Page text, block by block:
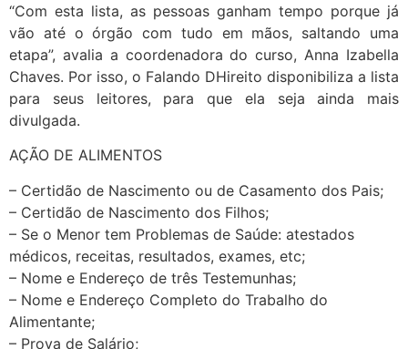
“Com esta lista, as pessoas ganham tempo porque já
vão até o órgão com tudo em mãos, saltando uma
etapa”, avalia a coordenadora do curso, Anna Izabella
Chaves. Por isso, o Falando DHireito disponibiliza a lista
para seus leitores, para que ela seja ainda mais
divulgada.
AÇÃO DE ALIMENTOS
– Certidão de Nascimento ou de Casamento dos Pais;
– Certidão de Nascimento dos Filhos;
– Se o Menor tem Problemas de Saúde: atestados
médicos, receitas, resultados, exames, etc;
– Nome e Endereço de três Testemunhas;
– Nome e Endereço Completo do Trabalho do
Alimentante;
– Prova de Salário;